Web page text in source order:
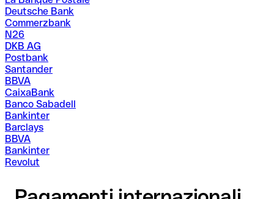
Deutsche Bank
Commerzbank
N26
DKB AG
Postbank
Santander
BBVA
CaixaBank
Banco Sabadell
Bankinter
Barclays
BBVA
Bankinter
Revolut